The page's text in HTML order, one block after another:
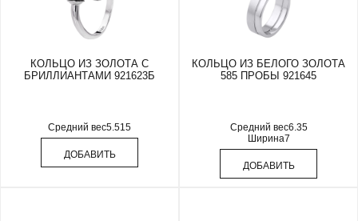
КОЛЬЦО ИЗ ЗОЛОТА С
БРИЛЛИАНТАМИ 921623Б
Средний вес5.515
ДОБАВИТЬ
КОЛЬЦО ИЗ БЕЛОГО ЗОЛОТА
585 ПРОБЫ 921645
Средний вес6.35
Ширина7
ДОБАВИТЬ